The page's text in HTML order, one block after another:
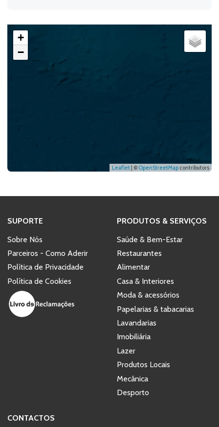
+
−
Leaflet | © OpenStreetMap contributors
SUPORTE
Sobre Nós
Parceiros - Como Aderir
Política de Privacidade
Política de Cookies
PRODUTOS & SERVIÇOS
Saúde & Bem-Estar
Restaurantes
Alimentar
Casa & Interiores
Moda & acessórios
Papelarias & tabacarias
Lavandarias
Imobiliária
Lazer
Produtos Locais
Mecânica
Desporto
CONTACTOS